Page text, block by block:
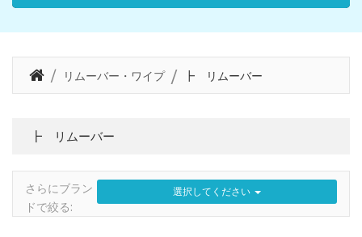
リムーバー・ワイプ ┣ リムーバー
┣ リムーバー
さらにブラン
ドで絞る:
選択してください